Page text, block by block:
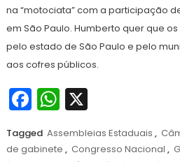
na “motociata” com a participação
em São Paulo. Humberto quer que
pelo estado de São Paulo e pelo
aos cofres públicos.
Facebook
WhatsApp
X
Tagged Assembleias Estaduais ,
de gabinete , Congresso Nacional ,